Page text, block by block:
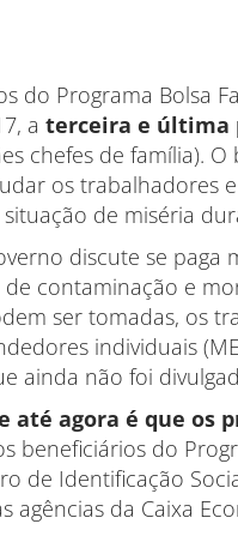
do Programa Bolsa
a terceira e última
chefes de família).
os trabalhadores
de miséria
discute se paga
contaminação e
ser tomadas, os
individuais
ainda não foi
até agora é que os
beneficiários do
de Identificação
agências da Caixa